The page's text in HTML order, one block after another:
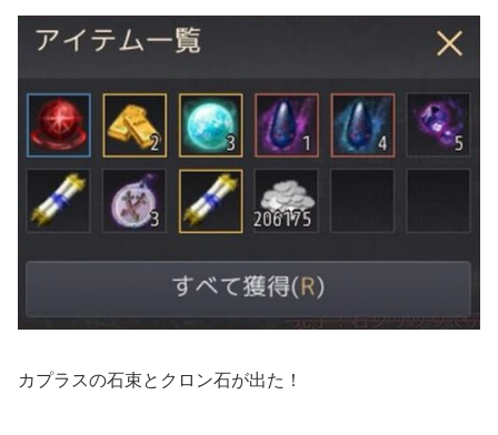
カプラスの石束とクロン石が出た！